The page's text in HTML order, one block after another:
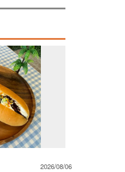
2026/08/06